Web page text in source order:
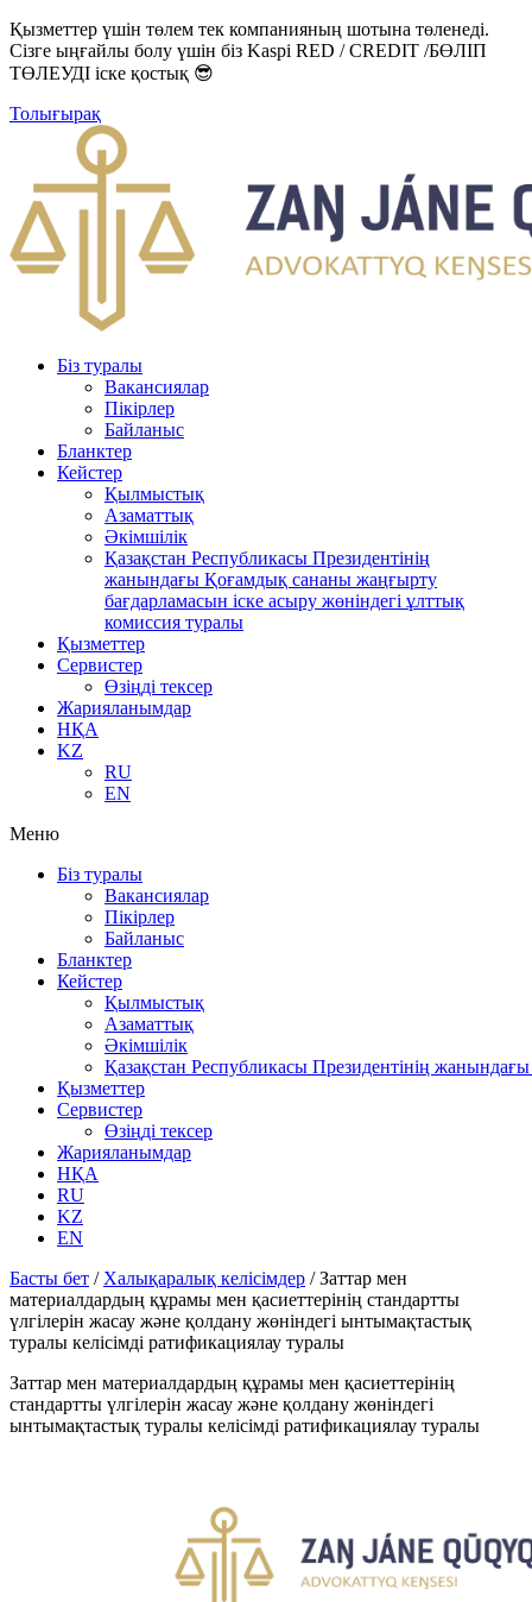
Қызметтер үшін төлем тек компанияның шотына төленеді.
Сізге ыңғайлы болу үшін біз Kaspi RED / CREDIT /БӨЛІП
ТӨЛЕУДІ іске қостық 😎
Толығырақ
Біз туралы
Вакансиялар
Пікірлер
Байланыс
Бланктер
Кейстер
Қылмыстық
Азаматтық
Әкімшілік
Қазақстан Республикасы Президентінің
жанындағы Қоғамдық сананы жаңғырту
бағдарламасын іске асыру жөніндегі ұлттық
комиссия туралы
Қызметтер
Сервистер
Өзіңді тексер
Жарияланымдар
НҚА
KZ
RU
EN
Меню
Біз туралы
Вакансиялар
Пікірлер
Байланыс
Бланктер
Кейстер
Қылмыстық
Азаматтық
Әкімшілік
Қазақстан Республикасы Президентінің
Қызметтер
Сервистер
Өзіңді тексер
Жарияланымдар
НҚА
RU
KZ
EN
Басты бет / Халықаралық келісімдер /Заттар мен
материалдардың құрамы мен қасиеттерінің стандартты
үлгілерін жасау және қолдану жөніндегі ынтымақтастық
туралы келісімді ратификациялау туралы
Заттар мен материалдардың құрамы мен қасиеттерінің
стандартты үлгілерін жасау және қолдану жөніндегі
ынтымақтастық туралы келісімді ратификациялау туралы